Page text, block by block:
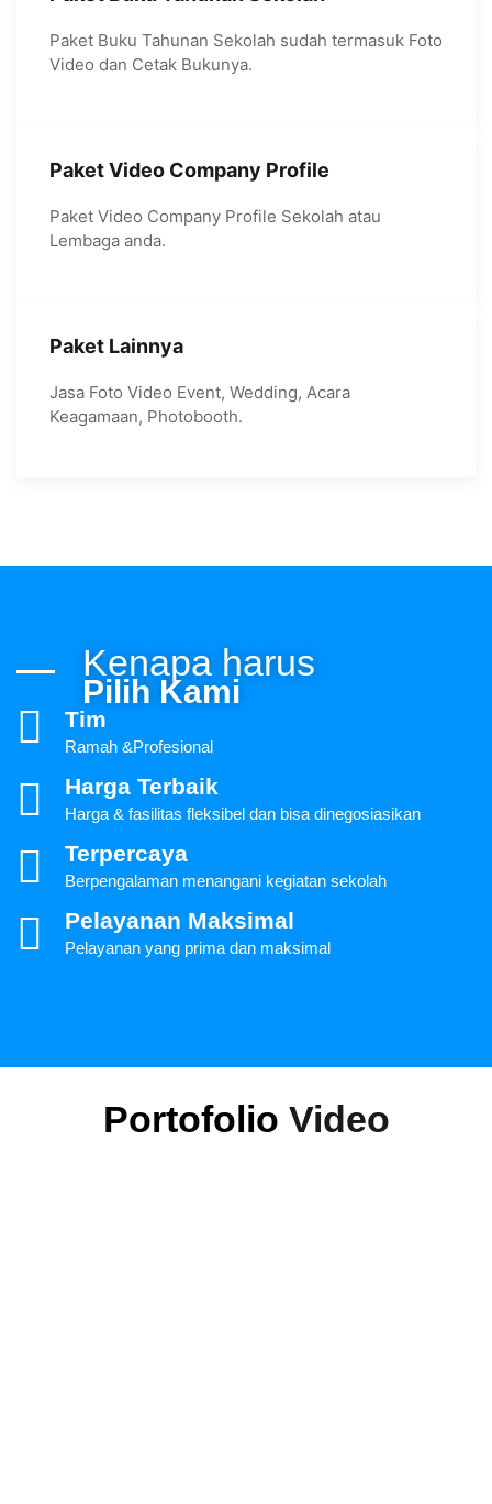
Paket Buku Tahunan Sekolah sudah termasuk Foto
Video dan Cetak Bukunya.
Paket Video Company Profile
Paket Video Company Profile Sekolah atau
Lembaga anda.
Paket Lainnya
Jasa Foto Video Event, Wedding, Acara
Keagamaan, Photobooth.
Kenapa harus
Pilih Kami
Tim
Ramah &Profesional
Harga Terbaik
Harga & fasilitas fleksibel dan bisa dinegosiasikan
Terpercaya
Berpengalaman menangani kegiatan sekolah
Pelayanan Maksimal
Pelayanan yang prima dan maksimal
Portofolio Video